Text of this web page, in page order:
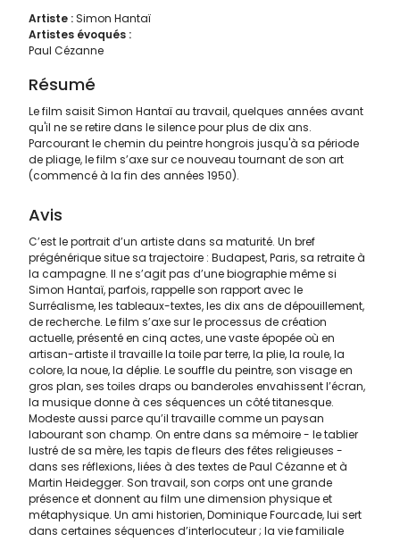
Artiste :Simon Hantaï
Artistes évoqués :
Paul Cézanne
Résumé
Le film saisit Simon Hantaï au travail, quelques années avant
qu'il ne se retire dans le silence pour plus de dix ans.
Parcourant le chemin du peintre hongrois jusqu'à sa période
de pliage, le film s’axe sur ce nouveau tournant de son art
(commencé à la fin des années 1950).
Avis
C’est le portrait d’un artiste dans sa maturité. Un bref
prégénérique situe sa trajectoire : Budapest, Paris, sa retraite à
la campagne. Il ne s’agit pas d’une biographie même si
Simon Hantaï, parfois, rappelle son rapport avec le
Surréalisme, les tableaux-textes, les dix ans de dépouillement,
de recherche. Le film s’axe sur le processus de création
actuelle, présenté en cinq actes, une vaste épopée où en
artisan-artiste il travaille la toile par terre, la plie, la roule, la
colore, la noue, la déplie. Le souffle du peintre, son visage en
gros plan, ses toiles draps ou banderoles envahissent l’écran,
la musique donne à ces séquences un côté titanesque.
Modeste aussi parce qu’il travaille comme un paysan
labourant son champ. On entre dans sa mémoire - le tablier
lustré de sa mère, les tapis de fleurs des fêtes religieuses -
dans ses réflexions, liées à des textes de Paul Cézanne et à
Martin Heidegger. Son travail, son corps ont une grande
présence et donnent au film une dimension physique et
métaphysique. Un ami historien, Dominique Fourcade, lui sert
dans certaines séquences d’interlocuteur ; la vie familiale